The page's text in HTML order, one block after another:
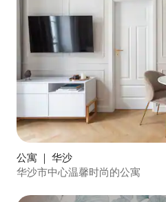
公寓 ｜ 华沙
华沙市中心温馨时尚的公寓